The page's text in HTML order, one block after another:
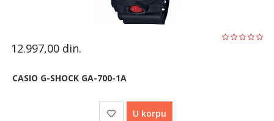
12.997,00 din.
CASIO G-SHOCK GA-700-1A
U korpu